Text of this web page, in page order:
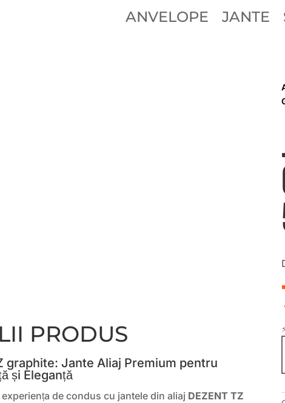
ANVELOPE JANTE
PRODUS
graphite: Jante Aliaj Premium pentru
și Eleganță
de condus cu jantele din aliaj DEZENT TZ